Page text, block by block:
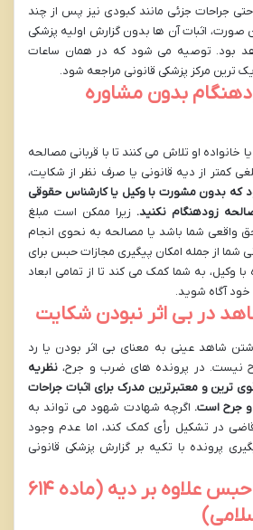
جراحات جزئی مانند کبودی نیز پس از چند
صورت، اثبات آن ها بدون گزارش اولیه پزشکی
بود. توصیه می شود که در همان ساعات
ترین مرکز پزشکی قانونی مراجعه شود.
بدون مشاوره
خانواده او تلاش می کنند تا با قربانی مصالحه
کمتر از دیه قانونی یا صرف نظر از شکایت،
بدون مشورت با وکیل یا کارشناس حقوقی
زودهنگام نکنید. زیرا ممکن است مبلغ
واقعی شما باشد یا مصالحه به نحوی انجام
شما از جمله امکان پیگیری مجازات حبس برای
وکیل، به شما کمک می کند تا از تمامی ابعاد
خود آگاه شوید.
در بی اثر نبودن شکایت
شاهد عینی به معنای بی اثر بودن یا رد
در پرونده های ضرب و جرح، نظریه
ترین و معتبرترین مدرک برای اثبات جراحات
جرح است. اگرچه شهادت شهود می تواند به
در تشکیل رأی کمک کند، اما عدم وجود
پرونده با تکیه بر گزارش پزشکی قانونی
پیگیری مجازات حبس علاوه بر دیه (ماده ۶۱۴